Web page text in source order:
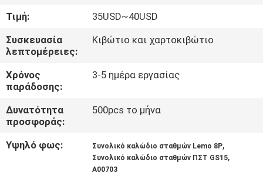
ΕΛΆΤΕ
ΣΕ
ΕΠΑΦΉ
ΜΕ
ΖΗΤΉΣΤΕ
ΈΝΑ
ΑΠΌΣΠΑΣΜΑ
Τιμή:
35USD~40USD
Συσκευασία
λεπτομέρειες:
Κιβώτιο και χαρτοκιβώτιο
Χρόνος
παράδοσης:
3-5 ημέρα εργασίας
Δυνατότητα
προσφοράς:
500pcs το μήνα
Υψηλό φως: Συνολικό καλώδιο σταθμών Lemo 8P,
Συνολικό καλώδιο σταθμών ΠΣΤ GS15,
A00703